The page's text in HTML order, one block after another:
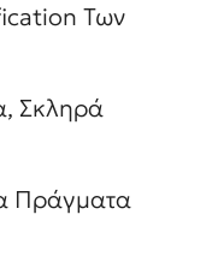
Των
Σκληρά
Πράγματα